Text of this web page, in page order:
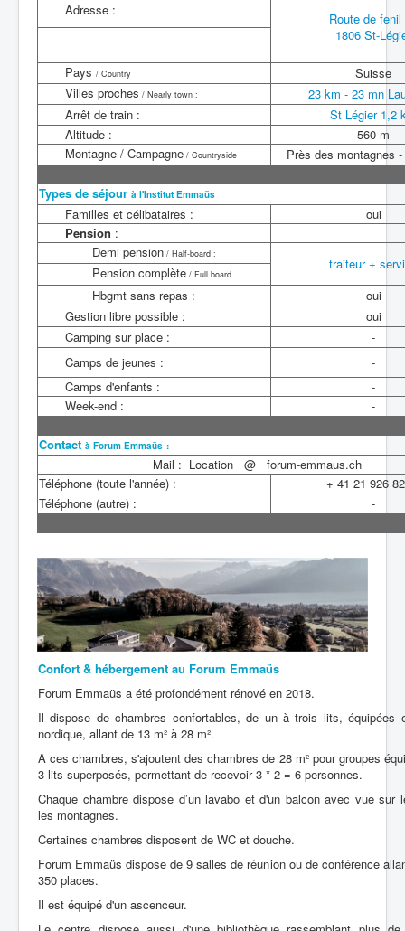
Adresse :
Route de fenil
1806 St-
Pays / Country
Suisse
Villes proches / Nearly town :
23 km - 23 mn
Arrêt de train :
St Légier 1,2
Altitude :
560 m
Montagne / Campagne / Countryside Près des montagnes
Types de séjour à l'Institut Emmaüs
Familles et célibataires :
oui
Pension :
Demi pension / Half-board :
traiteur +
Pension complète / Full board
Hbgmt sans repas :
oui
Gestion libre possible :
oui
Camping sur place :
-
Camps de jeunes :
-
Camps d'enfants :
-
Week-end :
-
Contact à Forum Emmaüs :
Mail : Location @ forum-emmaus.ch
Téléphone (toute l'année) :
+ 41 21 926
Téléphone (autre) :
-
Confort & hébergement au Forum Emmaüs
Forum Emmaüs a été profondément rénové en 2018.
Il dispose de chambres confortables, de un à trois lits, équipées
nordique, allant de 13 m² à 28 m².
A ces chambres, s'ajoutent des chambres de 28 m² pour groupes
3 lits superposés, permettant de recevoir 3 * 2 = 6 personnes.
Chaque chambre dispose d’un lavabo et d'un balcon avec vue sur
les montagnes.
Certaines chambres disposent de WC et douche.
Forum Emmaüs dispose de 9 salles de réunion ou de conférence
350 places.
Il est équipé d'un ascenceur.